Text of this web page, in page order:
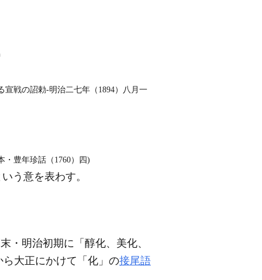
戦の詔勅‐明治二七年（1894）八月一
豊年珍話（1760）四)
う意を表わす。
・明治初期に「醇化、美化、
大正にかけて「化」の接尾語